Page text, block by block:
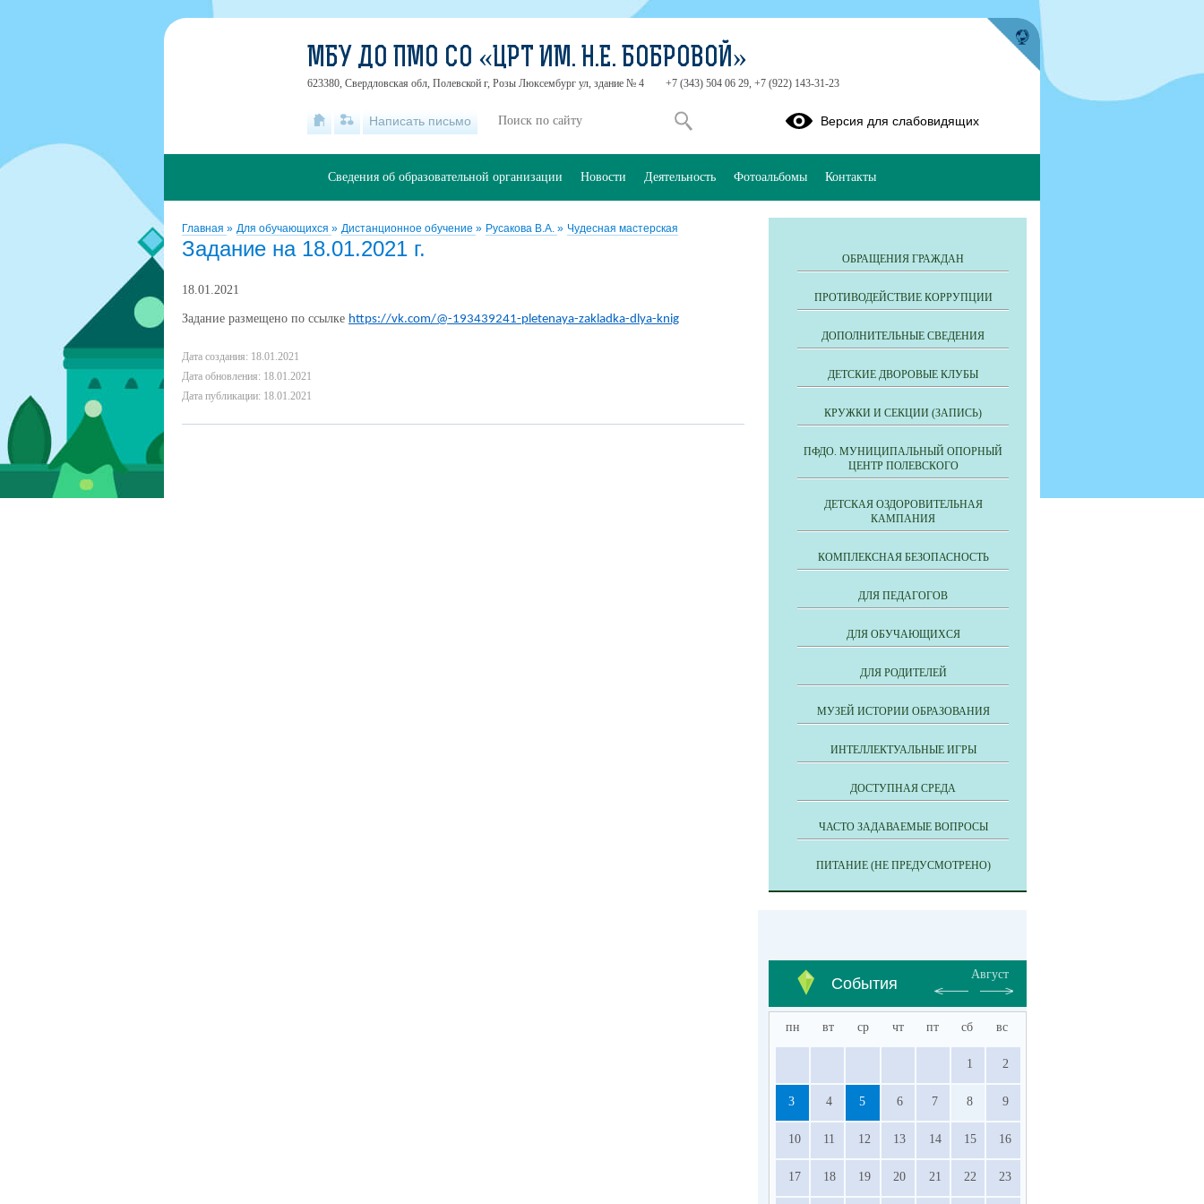
Главная » Для обучающихся » Дистанционное обучение » Русакова В.А. » Чудесная мастерская
Задание на 18.01.2021 г.
18.01.2021
Задание размещено по ссылке https://vk.com/@-193439241-pletenaya-zakladka-dlya-knig
Дата создания: 18.01.2021
Дата обновления: 18.01.2021
Дата публикации: 18.01.2021
ОБРАЩЕНИЯ ГРАЖДАН
ПРОТИВОДЕЙСТВИЕ КОРРУПЦИИ
ДОПОЛНИТЕЛЬНЫЕ СВЕДЕНИЯ
ДЕТСКИЕ ДВОРОВЫЕ КЛУБЫ
КРУЖКИ И СЕКЦИИ (ЗАПИСЬ)
ПФДО. МУНИЦИПАЛЬНЫЙ ОПОРНЫЙ
ЦЕНТР ПОЛЕВСКОГО
ДЕТСКАЯ ОЗДОРОВИТЕЛЬНАЯ
КАМПАНИЯ
КОМПЛЕКСНАЯ БЕЗОПАСНОСТЬ
ДЛЯ ПЕДАГОГОВ
ДЛЯ ОБУЧАЮЩИХСЯ
ДЛЯ РОДИТЕЛЕЙ
МУЗЕЙ ИСТОРИИ ОБРАЗОВАНИЯ
ИНТЕЛЛЕКТУАЛЬНЫЕ ИГРЫ
ДОСТУПНАЯ СРЕДА
ЧАСТО ЗАДАВАЕМЫЕ ВОПРОСЫ
ПИТАНИЕ (НЕ ПРЕДУСМОТРЕНО)
События
Август
пн вт ср чт пт сб вс
1 2
3 4 5 6 7 8 9
10 11 12 13 14 15 16
17 18 19 20 21 22 23
МБУ ДО ПМО СО «ЦРТ ИМ. Н.Е. БОБРОВОЙ»
623380, Свердловская обл, Полевской г, Розы Люксембург ул, здание № 4 +7 (343) 504 06 29, +7 (922) 143-31-23
Написать письмо Версия для слабовидящих
Сведения об образовательной организации Новости Деятельность Фотоальбомы Контакты